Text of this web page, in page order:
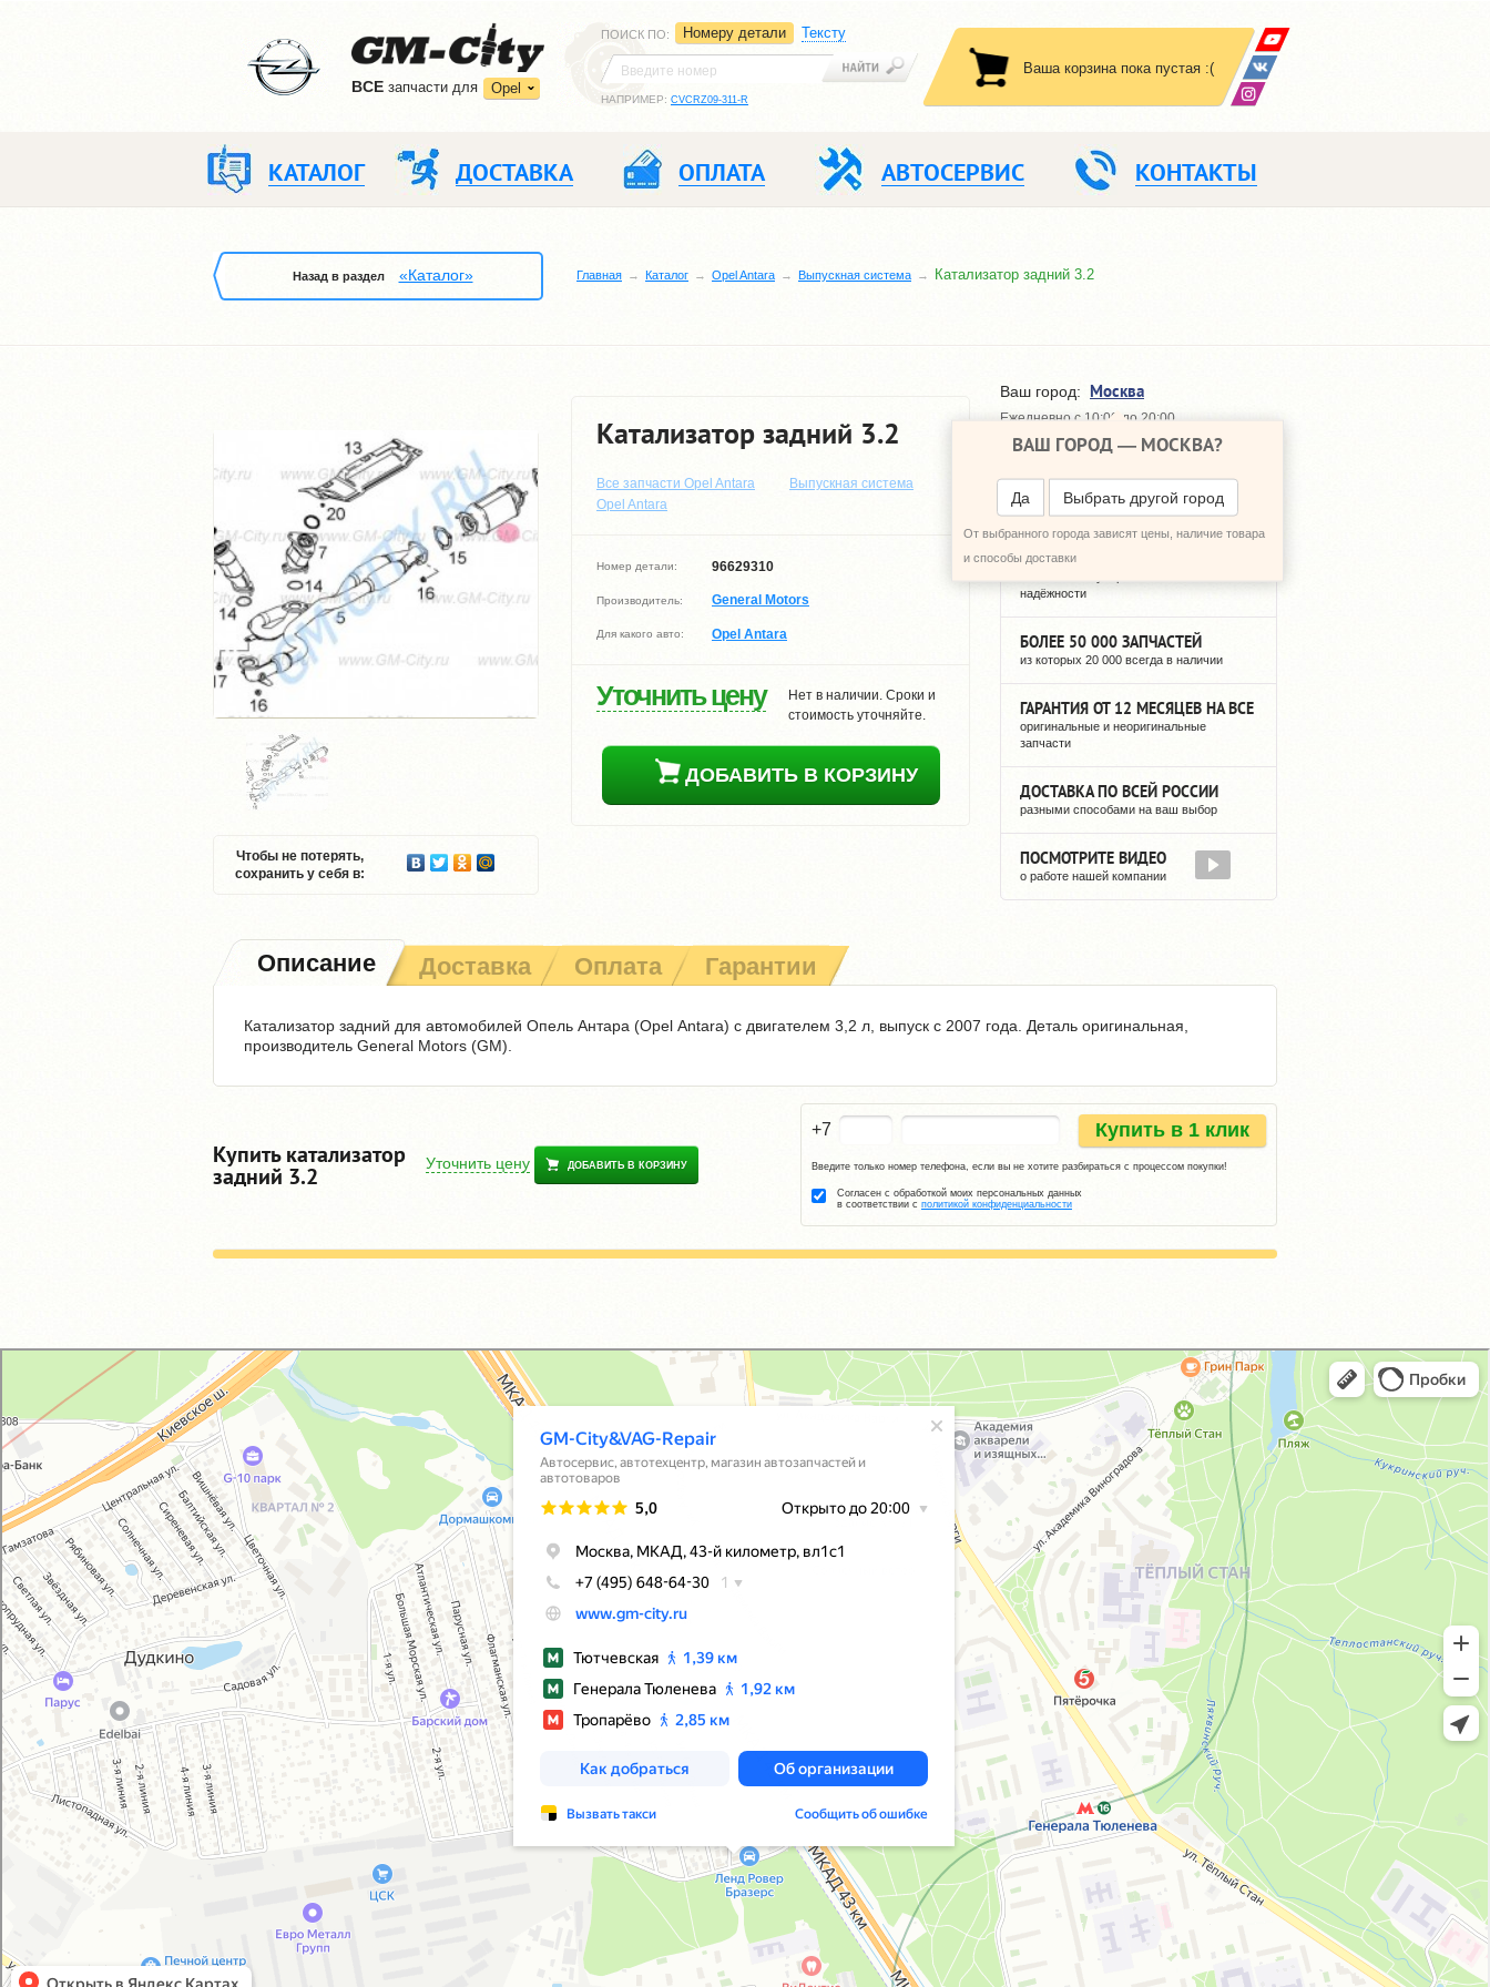
ВCE запчасти для Opel
ПОИСК ПО: Номеру детали Тексту
НАПРИМЕР: CVCRZ09-311-R
Ваша корзина пока пустая :(
КАТАЛОГ ДОСТАВКА ОПЛАТА АВТОСЕРВИС КОНТАКТЫ
Назад в раздел «Каталог» Главная Каталог Opel Antara Выпускная система Катализатор задний 3.2
Катализатор задний 3.2
Все запчасти Opel Antara
Выпускная система
Opel Antara
Чтобы не потерять,
сохранить у себя в:
Номер детали: 96629310
Производитель: General Motors
Для какого авто: Opel Antara
Уточнить цену
Нет в наличии. Сроки и
стоимость уточняйте.
ДОБАВИТЬ В КОРЗИНУ
Ваш город: Москва
ВАШ ГОРОД — МОСКВА?
Да Выбрать другой город
От выбранного города зависят цены, наличие товара
и способы доставки
ПЕРЕЗВОНИТЬ МНЕ
Ежедневно с 10:00 до 20:00
+7 (495) 648-64-30
12 ЛЕТ РЕГУЛЯРНЫХ ПОСТАВОК
надёжности
БОЛЕЕ 50 000 ЗАПЧАСТЕЙ
из которых 20 000 всегда в наличии
ГАРАНТИЯ ОТ 12 МЕСЯЦЕВ НА ВСЕ
оригинальные и неоригинальные
запчасти
ДОСТАВКА ПО ВСЕЙ РОССИИ
разными способами на ваш выбор
ПОСМОТРИТЕ ВИДЕО
о работе нашей компании
Описание Доставка Оплата Гарантии
Катализатор задний для автомобилей Опель Антара (Opel Antara) с двигателем 3,2 л, выпуск с 2007 года. Деталь оригинальная,
производитель General Motors (GM).
Купить катализатор
задний 3.2 Уточнить цену ДОБАВИТЬ В КОРЗИНУ
+7 Купить в 1 клик
Введите только номер телефона, если вы не хотите разбираться с процессом покупки!
Согласен с обработкой моих персональных данных
в соответствии с политикой конфиденциальности
GM-City&VAG-Repair
Автосервис, автотехцентр в Москве
Магазин автозапчастей и автотоваров в Москве